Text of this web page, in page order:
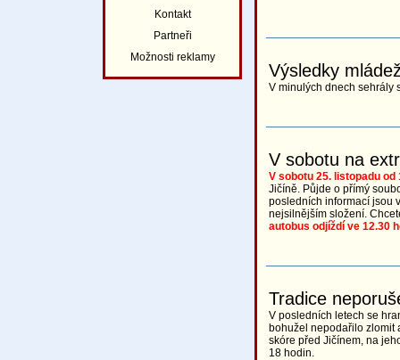
Kontakt
Partneři
Možnosti reklamy
Výsledky
V minulých dnech sehrály
V sobotu na
V sobotu 25. listopadu od
Jičíně. Půjde o přímý
posledních informací jsou
nejsilnějším složení.
autobus odjíždí ve 12.30
Tradice
V posledních letech se
bohužel nepodařilo zlomit
skóre před Jičínem, na
18 hodin.